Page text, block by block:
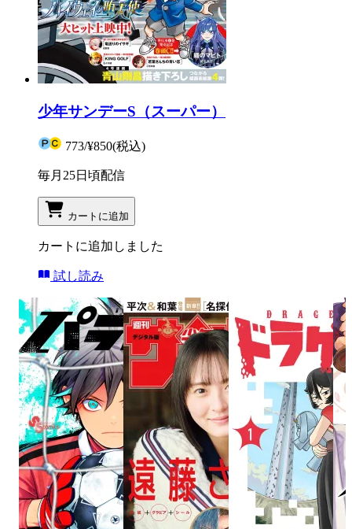
少年サンデーS（スーパー）
773/¥850(税込)
毎月25日頃配信
カートに追加
カートに追加しました
試し読み